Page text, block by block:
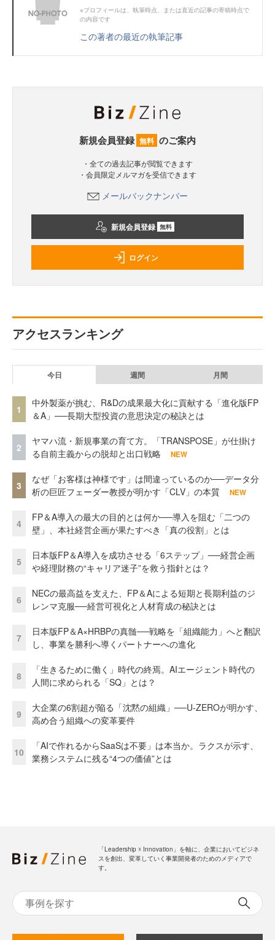
※プロフィールは、執筆時点、または直近の記事の寄稿時点で
の内容です
この著者の最近の執筆記事
新規会員登録 無料 のご案内
・全ての過去記事が閲覧できます
・会員限定メルマガを受信できます
メールバックナンバー
新規会員登録 無料
ログイン
アクセスランキング
今日 週間 月間
1
中外製薬が挑む、R&Dの成果最大化に貢献する「進化版FP
＆A」──長期大型投資の意思決定の秘訣とは
2
ヤマハ流・新規事業の育て方。「TRANSPOSE」が仕掛け
る自前主義からの脱却と出口戦略
NEW
3
なぜ「お客様は神様です」は間違っているのか──データ分
析の巨匠フェーダー教授が明かす「CLV」の本質
NEW
4
FP＆A導入の最大の目的とは何か──導入を阻む「二つの
壁」、本社経営企画が果たすべき「真の役割」とは
5
日本版FP＆A導入を成功させる「6ステップ」──経営企画
や経理財務の“キャリア迷子”を救う指針とは？
6
NECの最高益を支えた、FP＆Aによる短期と長期利益のジ
レンマ克服──経営可視化と人材育成の秘訣とは
7
日本版FP＆A×HRBPの真髄──戦略を「組織能力」へと翻訳
し、事業を勝利へ導くパートナーへの進化
8
「生きるために働く」時代の終焉。AIエージェント時代の
人間に求められる「SQ」とは？
9
大企業の6割超が陥る「沈黙の組織」──U-ZEROが明かす、
高め合う組織への変革要件
10
「AIで作れるからSaaSは不要」は本当か。ラクスが示す、
業務システムに残る“4つの価値”とは
「Leadership ☓ Innovation」を軸に、企業においてビジネ
スを創出、変革していく事業開発者のためのメディアで
す。